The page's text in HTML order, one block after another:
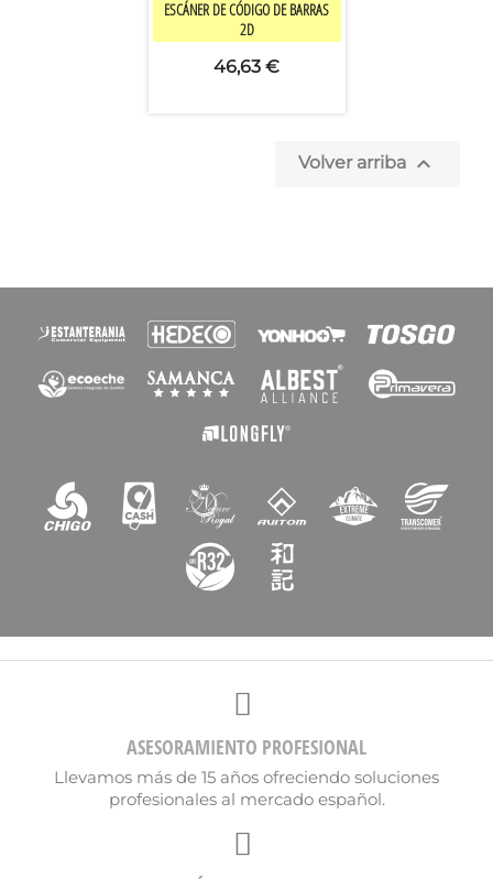
ESCÁNER DE CÓDIGO DE BARRAS
2D
46,63 €
Volver arriba 
ASESORAMIENTO PROFESIONAL
Llevamos más de 15 años ofreciendo soluciones
profesionales al mercado español.
Crear lista de deseos ×
Nombre de la lista de deseos